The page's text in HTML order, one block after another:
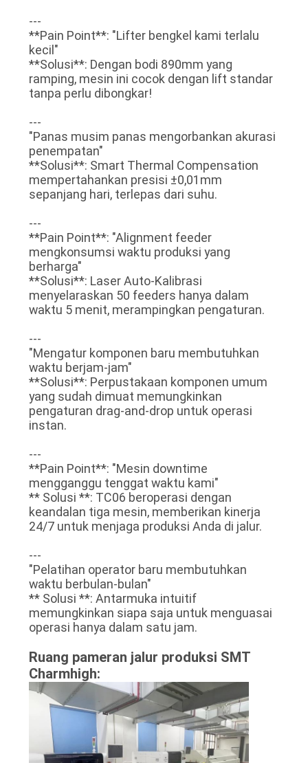
---
**Pain Point**: "Lifter bengkel kami terlalu
kecil"
**Solusi**: Dengan bodi 890mm yang
ramping, mesin ini cocok dengan lift standar
tanpa perlu dibongkar!
---
"Panas musim panas mengorbankan akurasi
penempatan"
**Solusi**: Smart Thermal Compensation
mempertahankan presisi ±0,01mm
sepanjang hari, terlepas dari suhu.
---
**Pain Point**: "Alignment feeder
mengkonsumsi waktu produksi yang
berharga"
**Solusi**: Laser Auto-Kalibrasi
menyelaraskan 50 feeders hanya dalam
waktu 5 menit, merampingkan pengaturan.
---
"Mengatur komponen baru membutuhkan
waktu berjam-jam"
**Solusi**: Perpustakaan komponen umum
yang sudah dimuat memungkinkan
pengaturan drag-and-drop untuk operasi
instan.
---
**Pain Point**: "Mesin downtime
mengganggu tenggat waktu kami"
** Solusi **: TC06 beroperasi dengan
keandalan tiga mesin, memberikan kinerja
24/7 untuk menjaga produksi Anda di jalur.
---
"Pelatihan operator baru membutuhkan
waktu berbulan-bulan"
** Solusi **: Antarmuka intuitif
memungkinkan siapa saja untuk menguasai
operasi hanya dalam satu jam.
Ruang pameran jalur produksi SMT
Charmhigh: